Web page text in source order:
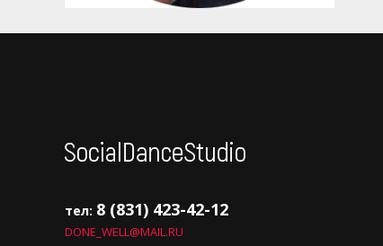
тел: 8 (831) 423-42-12
DONE_WELL@MAIL.RU